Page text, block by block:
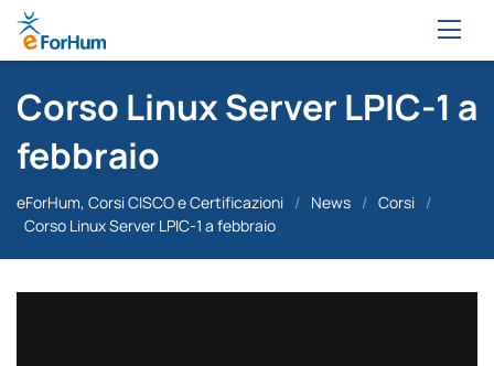
Corso Linux Server LPIC-1 a
febbraio
eForHum, Corsi CISCO e Certificazioni / News / Corsi /
Corso Linux Server LPIC-1 a febbraio